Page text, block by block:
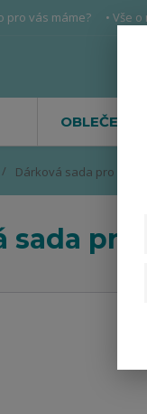
pro vás máme? • Vše
OBLEČENÍ
Dárková sada pro vinaře
sada pro